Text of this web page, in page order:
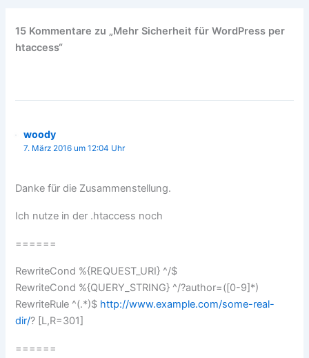
15 Kommentare zu „Mehr Sicherheit für WordPress per
htaccess“
woody
7. März 2016 um 12:04 Uhr
Danke für die Zusammenstellung.
Ich nutze in der .htaccess noch
======
RewriteCond %{REQUEST_URI} ^/$
RewriteCond %{QUERY_STRING} ^/?author=([0-9]*)
RewriteRule ^(.*)$ http://www.example.com/some-real-
dir/? [L,R=301]
======